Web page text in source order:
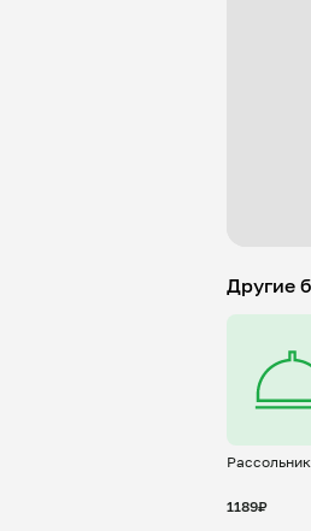
Другие
Рассольник
1189₽